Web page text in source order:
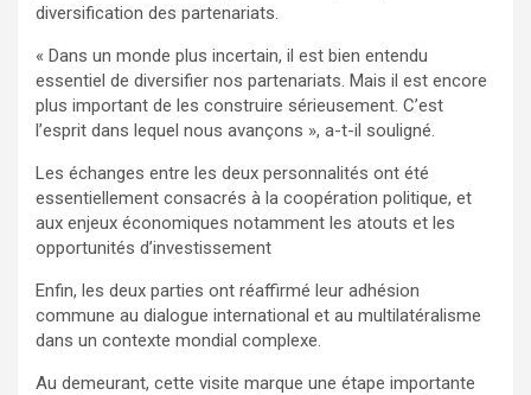
diversification des partenariats.
« Dans un monde plus incertain, il est bien entendu
essentiel de diversifier nos partenariats. Mais il est encore
plus important de les construire sérieusement. C’est
l’esprit dans lequel nous avançons », a-t-il souligné.
Les échanges entre les deux personnalités ont été
essentiellement consacrés à la coopération politique, et
aux enjeux économiques notamment les atouts et les
opportunités d’investissement
Enfin, les deux parties ont réaffirmé leur adhésion
commune au dialogue international et au multilatéralisme
dans un contexte mondial complexe.
Au demeurant, cette visite marque une étape importante